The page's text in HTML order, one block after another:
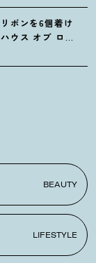
ボンを6個着け
ウス オブ ロー
BEAUTY
LIFESTYLE